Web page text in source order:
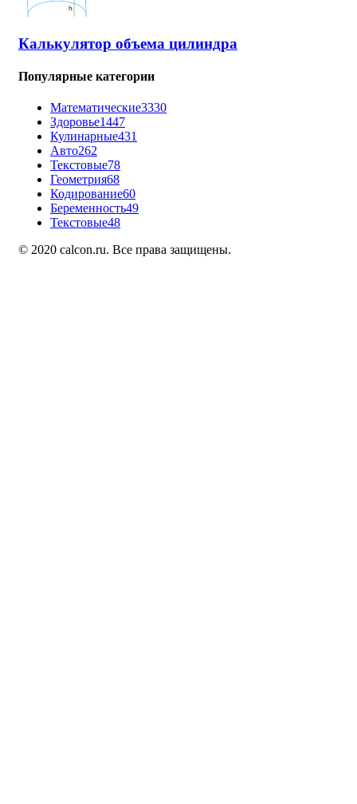
Калькулятор объема цилиндра
Популярные категории
Математические3330
Здоровье1447
Кулинарные431
Авто262
Текстовые78
Геометрия68
Кодирование60
Беременность49
Текстовые48
© 2020 calcon.ru. Все права защищены.